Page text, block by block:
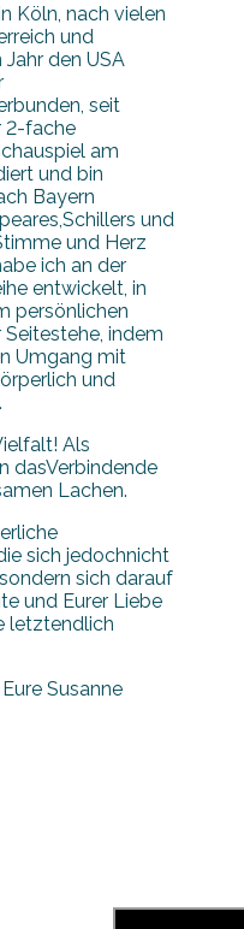
Köln, nach vielen
und
den USA
seit
2-fache
am
und bin
Bayern
und
und Herz
ich an der
entwickelt, in
persönlichen
indem
Umgang mit
und
Als
dasVerbindende
Lachen.
sich jedochnicht
sich darauf
und Eurer Liebe
letztendlich
Susanne